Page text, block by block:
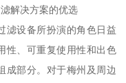
解决方案的优选
滤设备所扮演的角色日益
性、可重复使用性和出色
成部分。对于梅州及周边